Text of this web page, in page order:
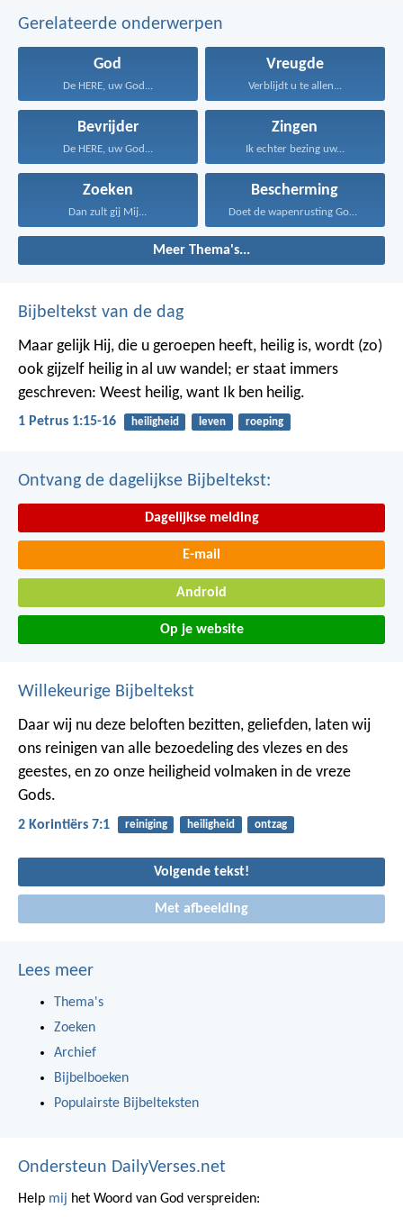
Gerelateerde onderwerpen
God
De HERE, uw God...
Vreugde
Verblijdt u te allen...
Bevrijder
De HERE, uw God...
Zingen
Ik echter bezing uw...
Zoeken
Dan zult gij Mij...
Bescherming
Doet de wapenrusting Gods...
Meer Thema's...
Bijbeltekst van de dag
Maar gelijk Hij, die u geroepen heeft, heilig is, wordt (zo)
ook gijzelf heilig in al uw wandel; er staat immers
geschreven: Weest heilig, want Ik ben heilig.
1 Petrus 1:15-16 heiligheid leven roeping
Ontvang de dagelijkse Bijbeltekst:
Dagelijkse melding
E-mail
Android
Op je website
Willekeurige Bijbeltekst
Daar wij nu deze beloften bezitten, geliefden, laten wij
ons reinigen van alle bezoedeling des vlezes en des
geestes, en zo onze heiligheid volmaken in de vreze
Gods.
2 Korintiërs 7:1 reiniging heiligheid ontzag
Volgende tekst!
Met afbeelding
Lees meer
Thema's
Zoeken
Archief
Bijbelboeken
Populairste Bijbelteksten
Ondersteun DailyVerses.net
Help mij het Woord van God verspreiden: